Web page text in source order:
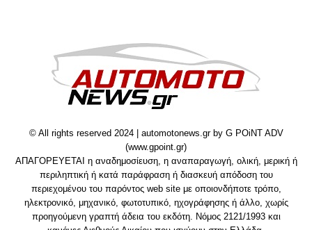
© All rights reserved 2024 | automotonews.gr by G POiNT ADV
(www.gpoint.gr)
ΑΠΑΓΟΡΕΥΕΤΑΙ η αναδημοσίευση, η αναπαραγωγή, ολική, μερική ή
περιληπτική ή κατά παράφραση ή διασκευή απόδοση του
περιεχομένου του παρόντος web site με οποιονδήποτε τρόπο,
ηλεκτρονικό, μηχανικό, φωτοτυπικό, ηχογράφησης ή άλλο, χωρίς
προηγούμενη γραπτή άδεια του εκδότη. Νόμος 2121/1993 και